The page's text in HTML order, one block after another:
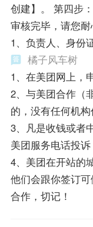
创建】。 第四步
审核完毕，请您
1、负责人、身份
橘子风车树
1、在美团网上，
2、与美团合作（
的，没有任何机
3、凡是收钱或者
美团服务电话投诉
4、美团在开站的
他们会跟你签订
合作，切记！